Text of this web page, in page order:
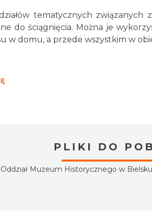
tematycznych
do ściągnięcia. Można je
w domu, a przede wszystkim w
PLIKI DO
Muzeum Historycznego w